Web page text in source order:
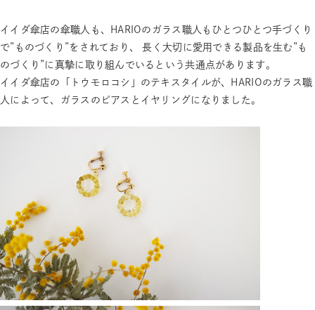
イイダ傘店の傘職人も、HARIOのガラス職人もひとつひとつ手づくり
で”ものづくり”をされており、 長く大切に愛用できる製品を生む”も
のづくり”に真摯に取り組んでいるという共通点があります。
イイダ傘店の「トウモロコシ」のテキスタイルが、HARIOのガラス職
人によって、ガラスのピアスとイヤリングになりました。